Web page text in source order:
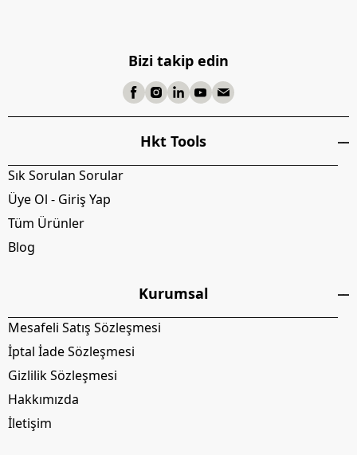
Bizi takip edin
Hkt Tools
Sık Sorulan Sorular
Üye Ol - Giriş Yap
Tüm Ürünler
Blog
Kurumsal
Mesafeli Satış Sözleşmesi
İptal İade Sözleşmesi
Gizlilik Sözleşmesi
Hakkımızda
İletişim